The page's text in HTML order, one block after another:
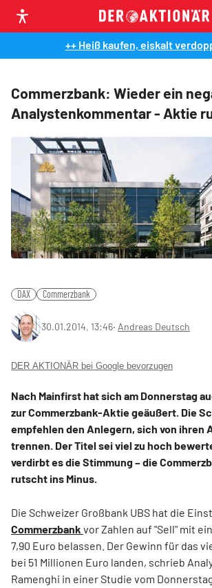
++ Heiß kaufen, eiskalt
Commerzbank: Wieder ein
Analystenkommentar - Aktie
DAX Commerzbank
30.01.2014, 13:46‧ Andreas Deutsch
DER AKTIONÄR bei Google bevorzugen
Nach Mainfirst hat sich am Donnerstag
zur Commerzbank-Aktie geäußert. Die
empfehlen den Anlegern, sich von ihren
trennen. Der Titel sei viel zu hoch
verdirbt es die Stimmung – die
rutscht ins Minus.
Die Schweizer Großbank UBS hat die
Commerzbank vor Zahlen auf "Sell" mit
7,90 Euro belassen. Der Gewinn für das
bei 51 Millionen Euro landen, schrieb
Ramenghi in einer Studie vom